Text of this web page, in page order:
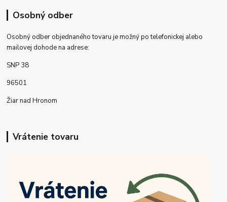
Osobný odber
Osobný odber objednaného tovaru je možný po telefonickej alebo
mailovej dohode na adrese:
SNP 38
96501
Žiar nad Hronom
Vrátenie tovaru